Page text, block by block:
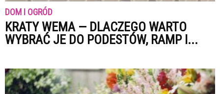
DOM I OGRÓD
KRATY WEMA — DLACZEGO WARTO
WYBRAĆ JE DO PODESTÓW, RAMP I...